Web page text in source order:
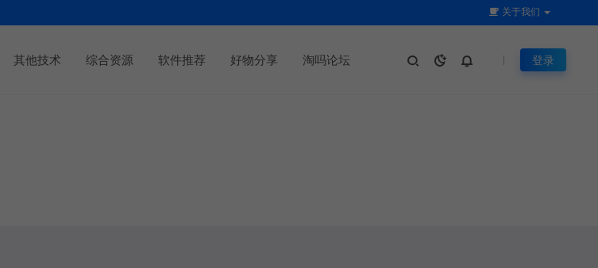
关于我们
其他技术 综合资源 软件推荐 好物分享 淘吗论坛 登录